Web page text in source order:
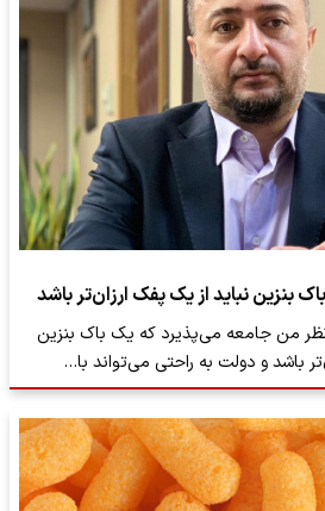
بنزین نباید از یک پفک ارزان‌تر باشد
من جامعه می‌پذیرد که یک باک بنزین
باشد و دولت به راحتی می‌تواند با…